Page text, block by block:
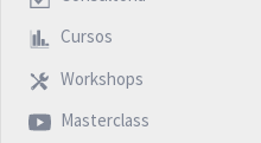
Cursos
Workshops
Masterclass